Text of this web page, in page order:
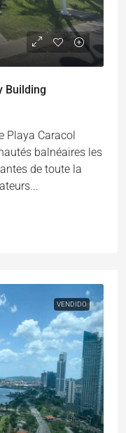
Building
Playa Caracol
balnéaires les
de toute la
VENDIDO